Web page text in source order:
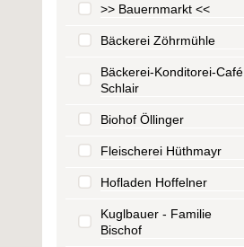
>> Bauernmarkt <<
Bäckerei Zöhrmühle
Bäckerei-Konditorei-Café
Schlair
Biohof Öllinger
Fleischerei Hüthmayr
Hofladen Hoffelner
Kuglbauer - Familie
Bischof